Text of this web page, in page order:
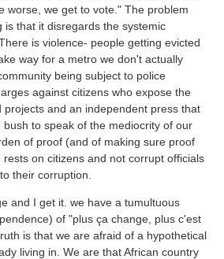
worse, we get to vote." The problem
is that it disregards the systemic
is violence- people getting evicted
way for a metro we don't actually
being subject to police
against citizens who expose the
projects and an independent press that
to speak of the mediocrity of our
of proof (and of making sure proof
on citizens and not corrupt officials
their corruption.
and I get it. we have a tumultuous
of "plus ça change, plus c'est
is that we are afraid of a hypothetical
living in. We are that African country